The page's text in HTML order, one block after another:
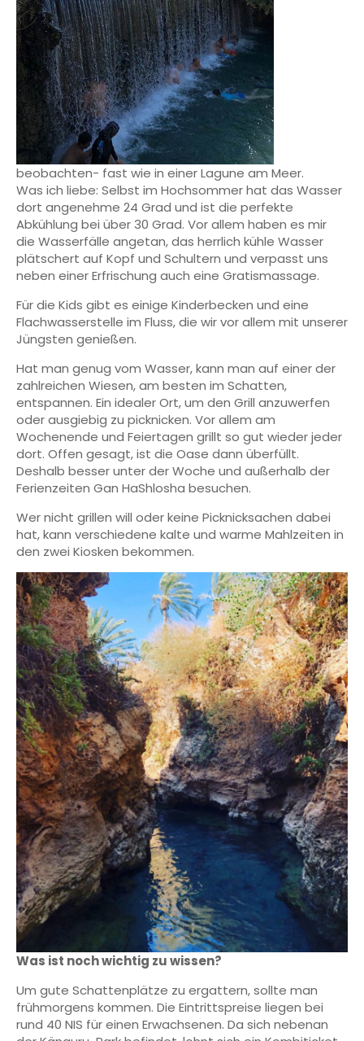
beobachten- fast wie in einer Lagune am Meer.
Was ich liebe: Selbst im Hochsommer hat das Wasser
dort angenehme 24 Grad und ist die perfekte
Abkühlung bei über 30 Grad. Vor allem haben es mir
die Wasserfälle angetan, das herrlich kühle Wasser
plätschert auf Kopf und Schultern und verpasst uns
neben einer Erfrischung auch eine Gratismassage.
Für die Kids gibt es einige Kinderbecken und eine
Flachwasserstelle im Fluss, die wir vor allem mit unserer
Jüngsten genießen.
Hat man genug vom Wasser, kann man auf einer der
zahlreichen Wiesen, am besten im Schatten,
entspannen. Ein idealer Ort, um den Grill anzuwerfen
oder ausgiebig zu picknicken. Vor allem am
Wochenende und Feiertagen grillt so gut wieder jeder
dort. Offen gesagt, ist die Oase dann überfüllt.
Deshalb besser unter der Woche und außerhalb der
Ferienzeiten Gan HaShlosha besuchen.
Wer nicht grillen will oder keine Picknicksachen dabei
hat, kann verschiedene kalte und warme Mahlzeiten in
den zwei Kiosken bekommen.
Was ist noch wichtig zu wissen?
Um gute Schattenplätze zu ergattern, sollte man
frühmorgens kommen. Die Eintrittspreise liegen bei
rund 40 NIS für einen Erwachsenen. Da sich nebenan